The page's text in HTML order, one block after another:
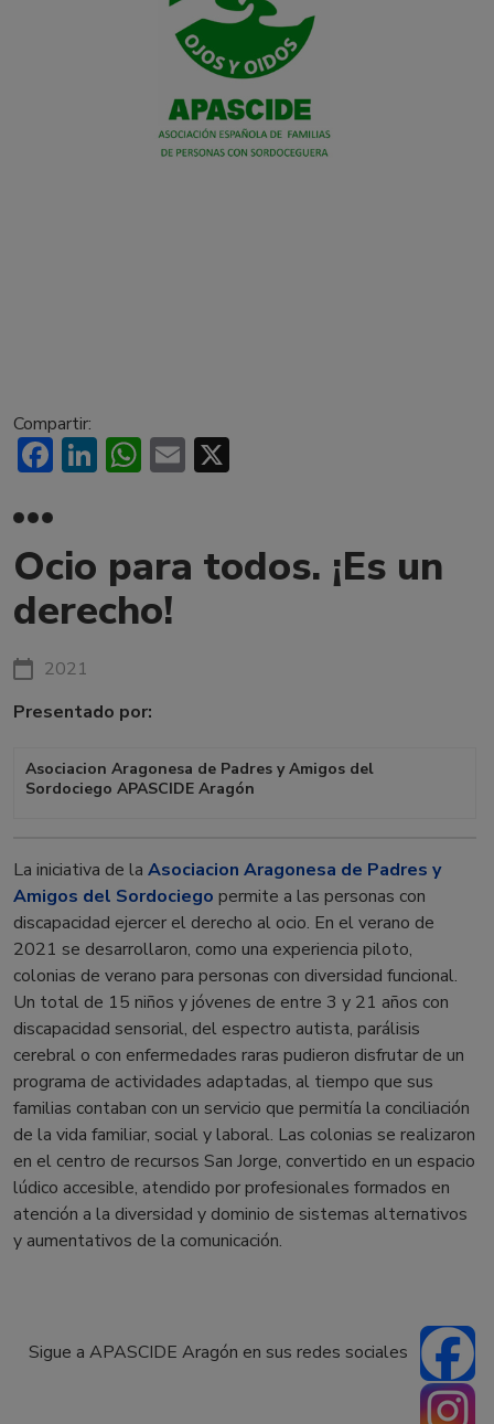
Compartir:
Facebook
LinkedIn
WhatsApp
Email
Ocio para todos. ¡Es un
derecho!
2021
Presentado por:
Asociacion Aragonesa de Padres y Amigos del
Sordociego APASCIDE Aragón
La iniciativa de la Asociacion Aragonesa de Padres y
Amigos del Sordociego permite a las personas con
discapacidad ejercer el derecho al ocio. En el verano de
2021 se desarrollaron, como una experiencia piloto,
colonias de verano para personas con diversidad funcional.
Un total de 15 niños y jóvenes de entre 3 y 21 años con
discapacidad sensorial, del espectro autista, parálisis
cerebral o con enfermedades raras pudieron disfrutar de un
programa de actividades adaptadas, al tiempo que sus
familias contaban con un servicio que permitía la conciliación
de la vida familiar, social y laboral. Las colonias se realizaron
en el centro de recursos San Jorge, convertido en un espacio
lúdico accesible, atendido por profesionales formados en
atención a la diversidad y dominio de sistemas alternativos
y aumentativos de la comunicación.
Sigue a APASCIDE Aragón en sus redes sociales